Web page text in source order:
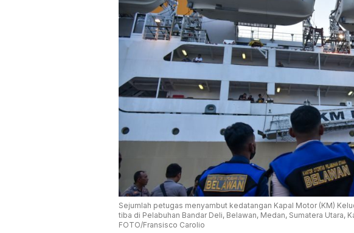
Sejumlah petugas menyambut kedatangan Kapal Motor (KM)
tiba di Pelabuhan Bandar Deli, Belawan, Medan, Sumatera Utara,
FOTO/Fransisco Carolio